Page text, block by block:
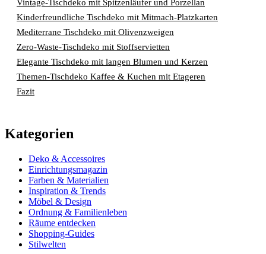
Kinderfreundliche Tischdeko mit Mitmach-Platzkarten
Mediterrane Tischdeko mit Olivenzweigen
Zero-Waste-Tischdeko mit Stoffservietten
Elegante Tischdeko mit langen Blumen und Kerzen
Themen-Tischdeko Kaffee & Kuchen mit Etageren
Fazit
Kategorien
Deko & Accessoires
Einrichtungsmagazin
Farben & Materialien
Inspiration & Trends
Möbel & Design
Ordnung & Familienleben
Räume entdecken
Shopping-Guides
Stilwelten